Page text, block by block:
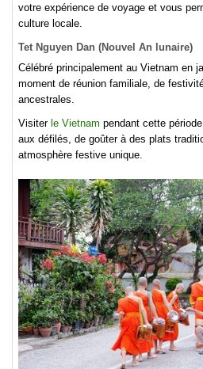
votre expérience de voyage et vous
culture locale.
Tet Nguyen Dan (Nouvel An lunaire)
Célébré principalement au Vietnam en
moment de réunion familiale, de
ancestrales.
Visiter le Vietnam pendant cette
aux défilés, de goûter à des plats
atmosphère festive unique.